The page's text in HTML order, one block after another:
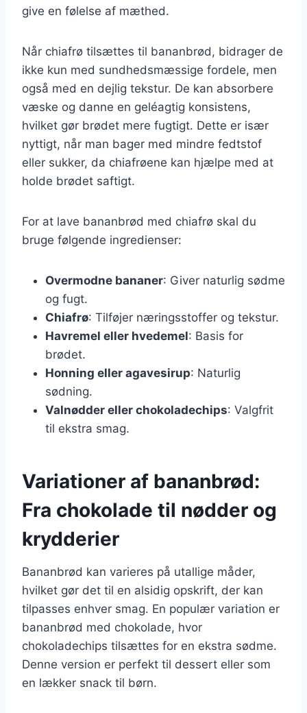
give en følelse af mæthed.
Når chiafrø tilsættes til bananbrød, bidrager de
ikke kun med sundhedsmæssige fordele, men
også med en dejlig tekstur. De kan absorbere
væske og danne en geléagtig konsistens,
hvilket gør brødet mere fugtigt. Dette er især
nyttigt, når man bager med mindre fedtstof
eller sukker, da chiafrøene kan hjælpe med at
holde brødet saftigt.
For at lave bananbrød med chiafrø skal du
bruge følgende ingredienser:
Overmodne bananer: Giver naturlig sødme
og fugt.
Chiafrø: Tilføjer næringsstoffer og tekstur.
Havremel eller hvedemel: Basis for
brødet.
Honning eller agavesirup: Naturlig
sødning.
Valnødder eller chokoladechips: Valgfrit
til ekstra smag.
Variationer af bananbrød:
Fra chokolade til nødder og
krydderier
Bananbrød kan varieres på utallige måder,
hvilket gør det til en alsidig opskrift, der kan
tilpasses enhver smag. En populær variation er
bananbrød med chokolade, hvor
chokoladechips tilsættes for en ekstra sødme.
Denne version er perfekt til dessert eller som
en lækker snack til børn.